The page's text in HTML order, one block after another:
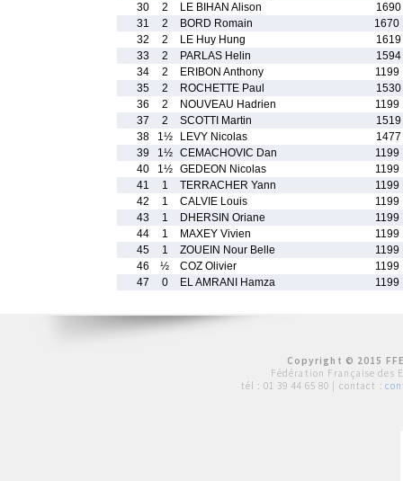
30
2 LE BIHAN Alison
1690
31
2 BORD Romain
1670
32
2 LE Huy Hung
1619
33
2 PARLAS Helin
1594
34
2 ERIBON Anthony
1199
35
2 ROCHETTE Paul
1530
36
2 NOUVEAU Hadrien
1199
37
2 SCOTTI Martin
1519
38
1½ LEVY Nicolas
1477
39
1½ CEMACHOVIC Dan
1199
40
1½ GEDEON Nicolas
1199
41
1 TERRACHER Yann
1199
42
1 CALVIE Louis
1199
43
1 DHERSIN Oriane
1199
44
1 MAXEY Vivien
1199
45
1 ZOUEIN Nour Belle
1199
46
½ COZ Olivier
1199
47
0 EL AMRANI Hamza 1199
Copyright © 2015
Fédération Française des
tél : 01 39 44 65 80 | contact :